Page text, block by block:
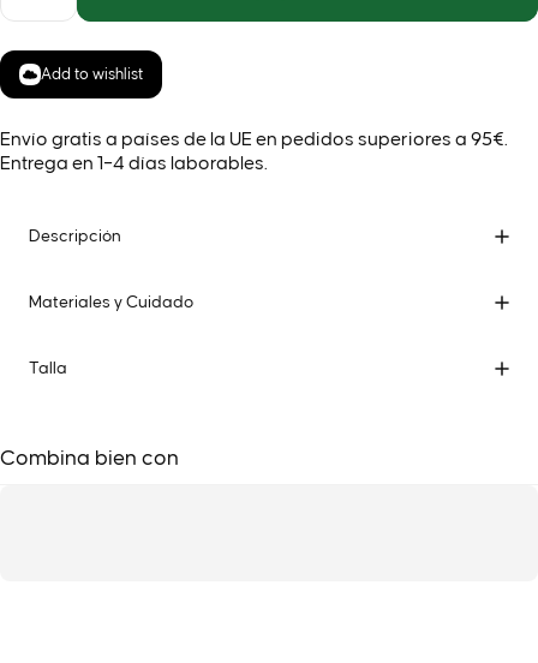
Add to wishlist
Envío gratis a países de la UE en pedidos superiores a 95€.
Entrega en 1–4 días laborables.
Descripción
Materiales y Cuidado
Talla
Combina bien con